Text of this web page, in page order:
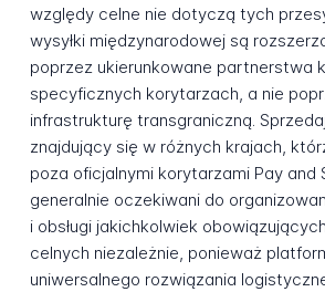
względy celne nie dotyczą tych
wysyłki międzynarodowej są
poprzez ukierunkowane partnerstwa
specyficznych korytarzach, a nie
infrastrukturę transgraniczną.
znajdujący się w różnych krajach,
poza oficjalnymi korytarzami Pay and
generalnie oczekiwani do
i obsługi jakichkolwiek
celnych niezależnie, ponieważ
uniwersalnego rozwiązania